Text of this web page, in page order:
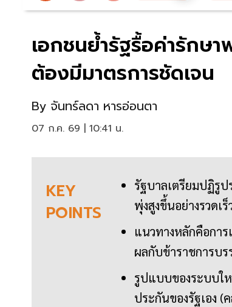
เอกชนย้ำรัฐรื้อค่ารักษ
ต้องมีมาตรการชัดเจน
By จันทร์ลดา หารอ่อนตา
07 ก.ค. 69 | 10:41 น.
KEY
POINTS
รัฐบาลเตรียมปฏิรู
พุ่งสูงขึ้นอย่างรวดเ
แนวทางหลักคือกา
ผลกับข้าราชการบ
รูปแบบของระบบให
ประกันของรัฐเอง